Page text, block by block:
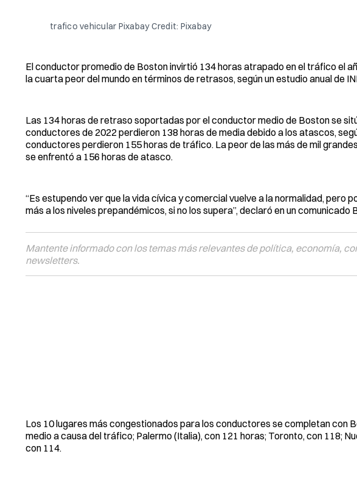
trafico vehicular Pixabay Credit: Pixabay
El conductor promedio de Boston invirtió 134 horas atrapado en el tráfico el
la cuarta peor del mundo en términos de retrasos, según un estudio anual de
Las 134 horas de retraso soportadas por el conductor medio de Boston se
conductores de 2022 perdieron 138 horas de media debido a los atascos,
conductores perdieron 155 horas de tráfico. La peor de las más de mil
se enfrentó a 156 horas de atasco.
“Es estupendo ver que la vida cívica y comercial vuelve a la normalidad,
más a los niveles prepandémicos, si no los supera”, declaró en un
Mantente informado con los temas más relevantes de política, economía,
newsletters.
Los 10 lugares más congestionados para los conductores se completan con
medio a causa del tráfico; Palermo (Italia), con 121 horas; Toronto, con 118;
con 114.